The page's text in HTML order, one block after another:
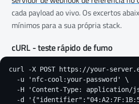
cada payload ao vivo. Os excertos
mínimos para a sua própria stack.
cURL - teste rápido de fumo
curl -X POST https://your-
  -u 'nfc-cool:your-password' \
-H 'Content-Type: application/
-d